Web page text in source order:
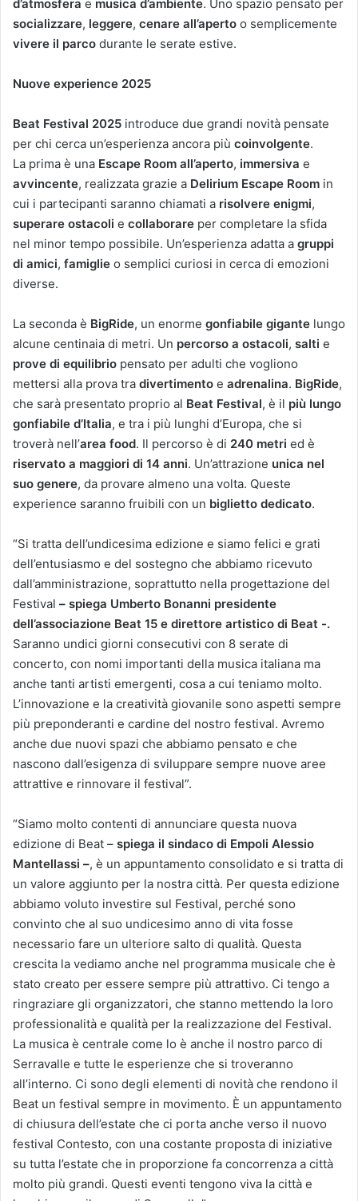
d’atmosfera e musica d’ambiente. Uno spazio pensato per
socializzare, leggere, cenare all’aperto o semplicemente
vivere il parco durante le serate estive.
Nuove experience 2025
Beat Festival 2025 introduce due grandi novità pensate
per chi cerca un’esperienza ancora più coinvolgente.
La prima è una Escape Room all’aperto, immersiva e
avvincente, realizzata grazie a Delirium Escape Room in
cui i partecipanti saranno chiamati a risolvere enigmi,
superare ostacoli e collaborare per completare la sfida
nel minor tempo possibile. Un’esperienza adatta a gruppi
di amici, famiglie o semplici curiosi in cerca di emozioni
diverse.
La seconda è BigRide, un enorme gonfiabile gigante lungo
alcune centinaia di metri. Un percorso a ostacoli, salti e
prove di equilibrio pensato per adulti che vogliono
mettersi alla prova tra divertimento e adrenalina. BigRide,
che sarà presentato proprio al Beat Festival, è il più lungo
gonfiabile d’Italia, e tra i più lunghi d’Europa, che si
troverà nell’area food. Il percorso è di 240 metri ed è
riservato a maggiori di 14 anni. Un’attrazione unica nel
suo genere, da provare almeno una volta. Queste
experience saranno fruibili con un biglietto dedicato.
“Si tratta dell’undicesima edizione e siamo felici e grati
dell’entusiasmo e del sostegno che abbiamo ricevuto
dall’amministrazione, soprattutto nella progettazione del
Festival – spiega Umberto Bonanni presidente
dell’associazione Beat 15 e direttore artistico di Beat -.
Saranno undici giorni consecutivi con 8 serate di
concerto, con nomi importanti della musica italiana ma
anche tanti artisti emergenti, cosa a cui teniamo molto.
L’innovazione e la creatività giovanile sono aspetti sempre
più preponderanti e cardine del nostro festival. Avremo
anche due nuovi spazi che abbiamo pensato e che
nascono dall’esigenza di sviluppare sempre nuove aree
attrattive e rinnovare il festival”.
“Siamo molto contenti di annunciare questa nuova
edizione di Beat – spiega il sindaco di Empoli Alessio
Mantellassi –, è un appuntamento consolidato e si tratta di
un valore aggiunto per la nostra città. Per questa edizione
abbiamo voluto investire sul Festival, perché sono
convinto che al suo undicesimo anno di vita fosse
necessario fare un ulteriore salto di qualità. Questa
crescita la vediamo anche nel programma musicale che è
stato creato per essere sempre più attrattivo. Ci tengo a
ringraziare gli organizzatori, che stanno mettendo la loro
professionalità e qualità per la realizzazione del Festival.
La musica è centrale come lo è anche il nostro parco di
Serravalle e tutte le esperienze che si troveranno
all’interno. Ci sono degli elementi di novità che rendono il
Beat un festival sempre in movimento. È un appuntamento
di chiusura dell’estate che ci porta anche verso il nuovo
festival Contesto, con una costante proposta di iniziative
su tutta l’estate che in proporzione fa concorrenza a città
molto più grandi. Questi eventi tengono viva la città e